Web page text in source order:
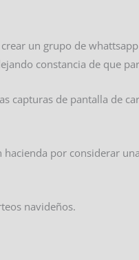
un grupo de
constancia de que
capturas de pantalla de
por considerar
navideños.